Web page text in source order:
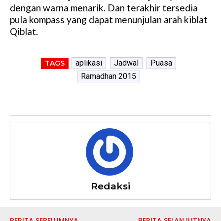
dengan warna menarik. Dan terakhir tersedia
pula kompass yang dapat menunjulan arah kiblat
Qiblat.
TAGS aplikasi Jadwal
Puasa
Ramadhan 2015
Redaksi